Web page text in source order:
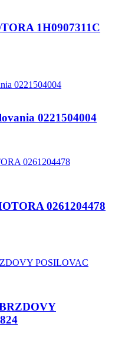
1H0907311C
0221504004
0261204478